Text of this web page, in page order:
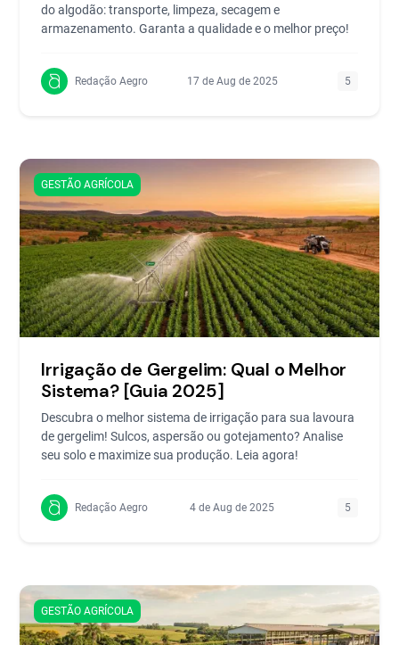
do algodão: transporte, limpeza, secagem e
armazenamento. Garanta a qualidade e o melhor preço!
Redação Aegro 17 de Aug de 2025 5
GESTÃO AGRÍCOLA
Irrigação de Gergelim: Qual o Melhor
Sistema? [Guia 2025]
Descubra o melhor sistema de irrigação para sua lavoura
de gergelim! Sulcos, aspersão ou gotejamento? Analise
seu solo e maximize sua produção. Leia agora!
Redação Aegro 4 de Aug de 2025 5
GESTÃO AGRÍCOLA